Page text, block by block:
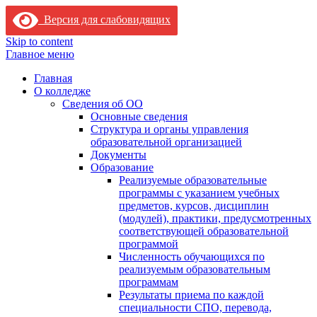
Версия для слабовидящих
Skip to content
Главное меню
Главная
О колледже
Сведения об ОО
Основные сведения
Структура и органы управления
образовательной организацией
Документы
Образование
Реализуемые образовательные
программы с указанием учебных
предметов, курсов, дисциплин
(модулей), практики, предусмотренных
соответствующей образовательной
программой
Численность обучающихся по
реализуемым образовательным
программам
Результаты приема по каждой
специальности СПО, перевода,